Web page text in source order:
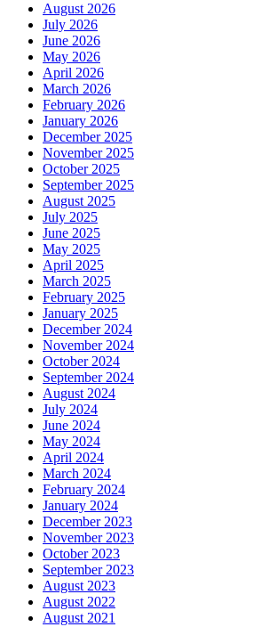
August 2026
July 2026
June 2026
May 2026
April 2026
March 2026
February 2026
January 2026
December 2025
November 2025
October 2025
September 2025
August 2025
July 2025
June 2025
May 2025
April 2025
March 2025
February 2025
January 2025
December 2024
November 2024
October 2024
September 2024
August 2024
July 2024
June 2024
May 2024
April 2024
March 2024
February 2024
January 2024
December 2023
November 2023
October 2023
September 2023
August 2023
August 2022
August 2021